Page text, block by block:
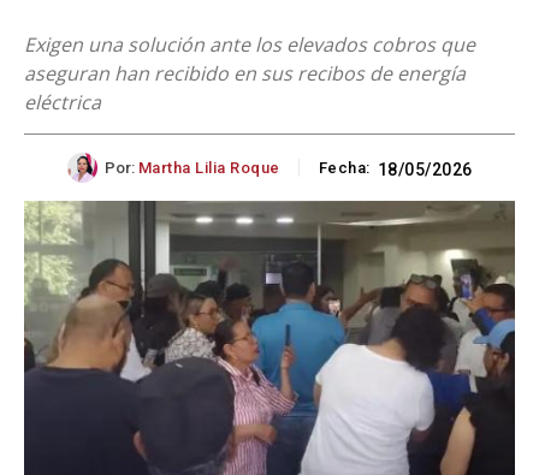
Exigen una solución ante los elevados cobros que
aseguran han recibido en sus recibos de energía
eléctrica
Por: Martha Lilia Roque Fecha: 18/05/2026